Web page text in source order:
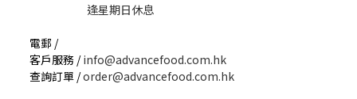
逢星期日休息
電郵 /
客戶服務 /info@advancefood.com.hk
查詢訂單 /order@advancefood.com.hk